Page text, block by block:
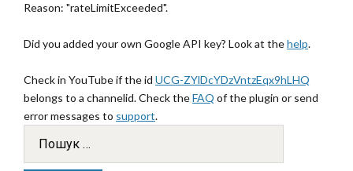
Reason: "rateLimitExceeded".
Did you added your own Google API key? Look at thehelp.
Check in YouTube if the id UCG-ZYlDcYDzVntzEqx9hLHQ
belongs to a channelid. Check theFAQ of the plugin or send
error messages to support.